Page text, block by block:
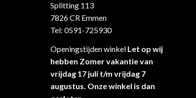
Splitting 113
7826 CR Emmen
Tel: 0591-725930
Openingstijden winkel Let op wij
hebben Zomer vakantie van
vrijdag 17 juli t/m vrijdag 7
augustus. Onze winkel is dan